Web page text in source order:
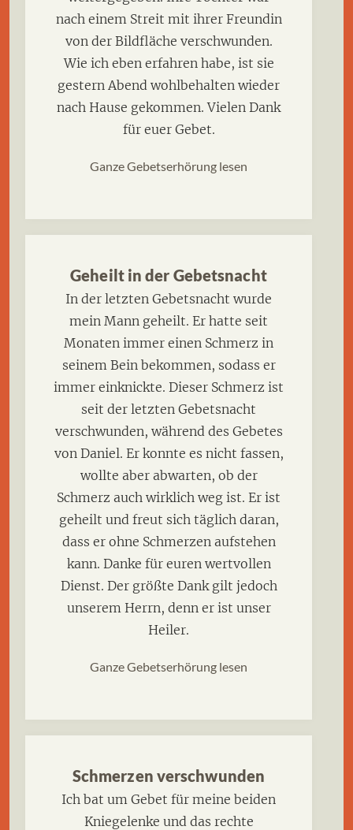
nach einem Streit mit ihrer Freundin
von der Bildfläche verschwunden.
Wie ich eben erfahren habe, ist sie
gestern Abend wohlbehalten wieder
nach Hause gekommen. Vielen Dank
für euer Gebet.
Ganze Gebetserhörung lesen
Geheilt in der Gebetsnacht
In der letzten Gebetsnacht wurde
mein Mann geheilt. Er hatte seit
Monaten immer einen Schmerz in
seinem Bein bekommen, sodass er
immer einknickte. Dieser Schmerz ist
seit der letzten Gebetsnacht
verschwunden, während des Gebetes
von Daniel. Er konnte es nicht fassen,
wollte aber abwarten, ob der
Schmerz auch wirklich weg ist. Er ist
geheilt und freut sich täglich daran,
dass er ohne Schmerzen aufstehen
kann. Danke für euren wertvollen
Dienst. Der größte Dank gilt jedoch
unserem Herrn, denn er ist unser
Heiler.
Ganze Gebetserhörung lesen
Schmerzen verschwunden
Ich bat um Gebet für meine beiden
Kniegelenke und das rechte